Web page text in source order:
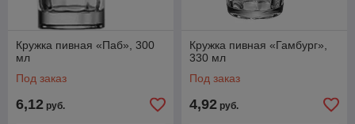
Кружка пивная «Паб», 300
мл
Под заказ
6,12 руб.
Кружка пивная «Гамбург»,
330 мл
Под заказ
4,92 руб.